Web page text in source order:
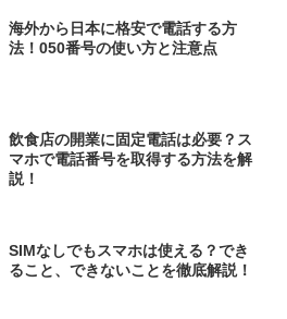
海外から日本に格安で電話する方
法！050番号の使い方と注意点
飲食店の開業に固定電話は必要？ス
マホで電話番号を取得する方法を解
説！
SIMなしでもスマホは使える？でき
ること、できないことを徹底解説！